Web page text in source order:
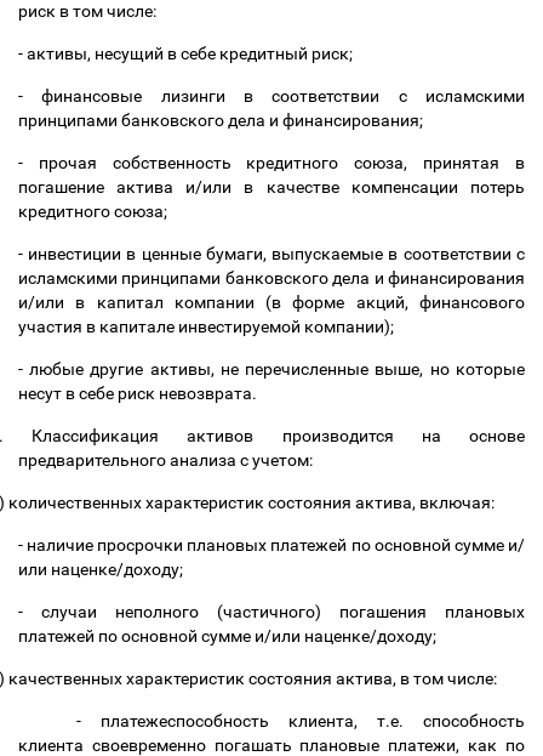
риск в том числе:
- активы, несущий в себе кредитный риск;
- финансовые лизинги в соответствии с исламскими
принципами банковского дела и финансирования;
- прочая собственность кредитного союза, принятая в
погашение актива и/или в качестве компенсации потерь
кредитного союза;
- инвестиции в ценные бумаги, выпускаемые в соответствии с
исламскими принципами банковского дела и финансирования
и/или в капитал компании (в форме акций, финансового
участия в капитале инвестируемой компании);
- любые другие активы, не перечисленные выше, но которые
несут в себе риск невозврата.
Классификация активов производится на основе
предварительного анализа с учетом:
количественных характеристик состояния актива, включая:
- наличие просрочки плановых платежей по основной сумме и/
или наценке/доходу;
- случаи неполного (частичного) погашения плановых
платежей по основной сумме и/или наценке/доходу;
качественных характеристик состояния актива, в том числе:
-
платежеспособность клиента, т.е. способность
клиента своевременно погашать плановые платежи, как по